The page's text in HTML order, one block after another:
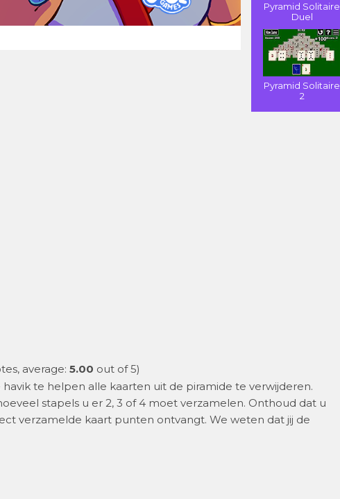
Pyramid Solitaire
Duel
Pyramid Solitaire
2
average: 5.00 out of 5)
te helpen alle kaarten uit de piramide te verwijderen.
stapels u er 2, 3 of 4 moet verzamelen. Onthoud dat u
verzamelde kaart punten ontvangt. We weten dat jij de